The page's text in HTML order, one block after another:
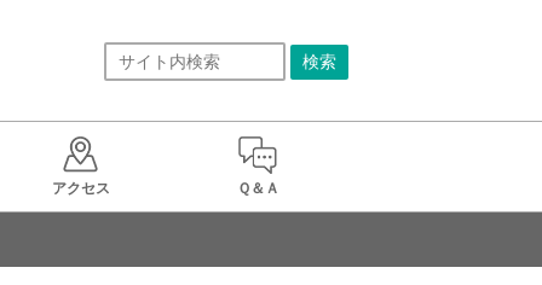
アクセス Ｑ＆Ａ